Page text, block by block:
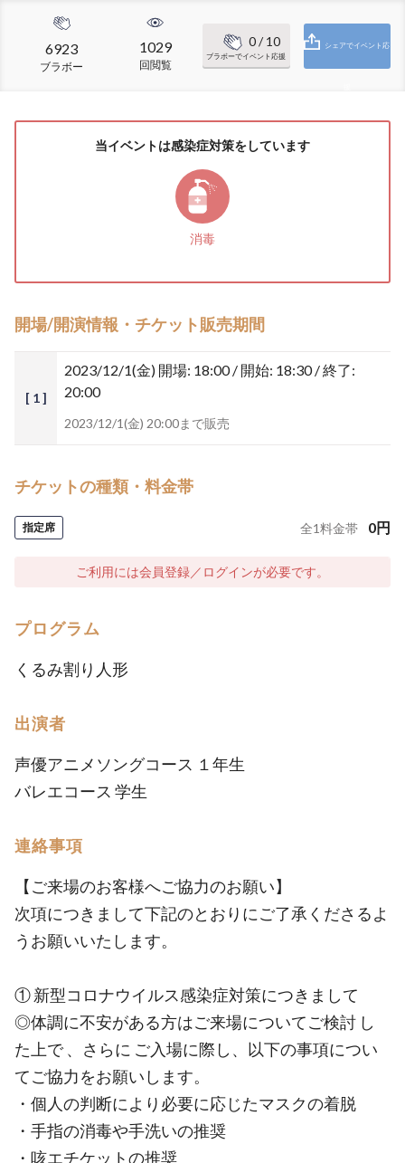
6923
ブラボー
1029
回閲覧
0/ 10
ブラボーでイベント応援
シェアでイベント応
当イベントは感染症対策をしています
消毒
開場/開演情報・チケット販売期間
[ 1 ]
2023/12/1(金) 開場: 18:00 / 開始: 18:30 / 終了:
20:00
2023/12/1(金) 20:00まで販売
チケットの種類・料金帯
指定席 全1料金帯 0円
ご利用には会員登録／ログインが必要です。
プログラム
くるみ割り人形
出演者
声優アニメソングコース １年生
バレエコース 学生
連絡事項
【ご来場のお客様へご協力のお願い】
次項につきまして下記のとおりにご了承くださるよ
うお願いいたします。
① 新型コロナウイルス感染症対策につきまして
◎体調に不安がある方はご来場についてご検討 し
た上で 、さらに ご入場に際し、以下の事項につい
てご協力をお願いします。
・個人の判断により必要に応じたマスクの着脱
・手指の消毒や手洗いの推奨
・咳エチケットの推奨